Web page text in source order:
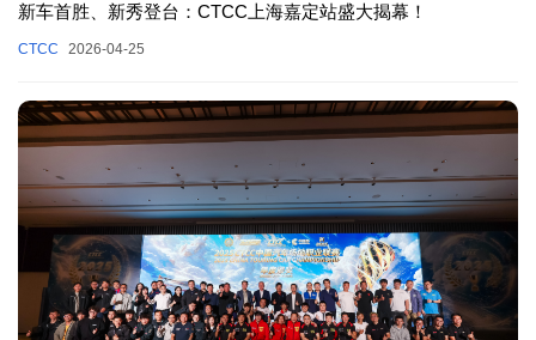
新车首胜、新秀登台：CTCC上海嘉定站盛大揭幕！
CTCC 2026-04-25